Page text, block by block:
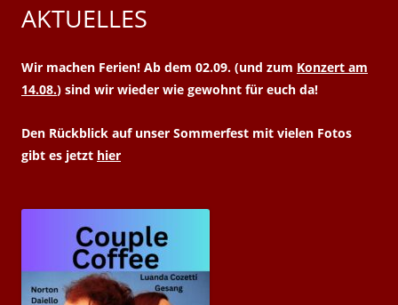
AKTUELLES
Wir machen Ferien! Ab dem 02.09. (und zum Konzert am
14.08.) sind wir wieder wie gewohnt für euch da!
Den Rückblick auf unser Sommerfest mit vielen Fotos
gibt es jetzt hier